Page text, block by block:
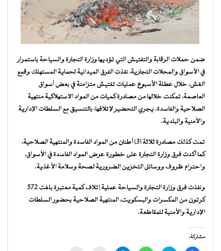
ضمن حملات الرقابة والتفتيش التي تؤديها وزارة التجارة والسياحة باستمرار
في الأسواق والمحلات التجارية، نفذت الفرق الميدانية لحماية المستهلك وقمع
الغش، خلال عطلة الأسبوع عمليات تفتيش متزامنة في بعض أسواق
العاصمة، تمكنت خلالها من مصادرة كميات من المواد الاستهلاكية منتهية
الصلاحية والفاسدة. يجري التحضير لإتلافها، بالتنسيق مع السلطات الإدارية
والأمنية والبلدية.
تمت كذلك مصادرة ثلاثة (3) أطنان من المواد الفاسدة والمنتهية الصلاحية،
كما أكدت فرق وزارة التجارة على خطورة عرض المواد الفاسدة في الأسواق،
واحترام ظروف ووسائل التخزين الضرورية لصحة وسلامة الأغذية.
ونفذت فرق وزارة التجارة والسياحة عملية إتلاف كمية معتبرة بلغت 572
كرتون من المكسرات والبسكويت، المنتهية الصلاحية بحضور السلطات
الإدارية والأمنية للمقاطعة.
مشاركة: